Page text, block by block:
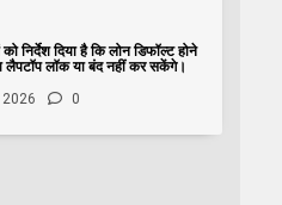
निर्देश दिया है कि लोन डिफॉल्ट होने
लैपटॉप लॉक या बंद नहीं कर सकेंगे।
0